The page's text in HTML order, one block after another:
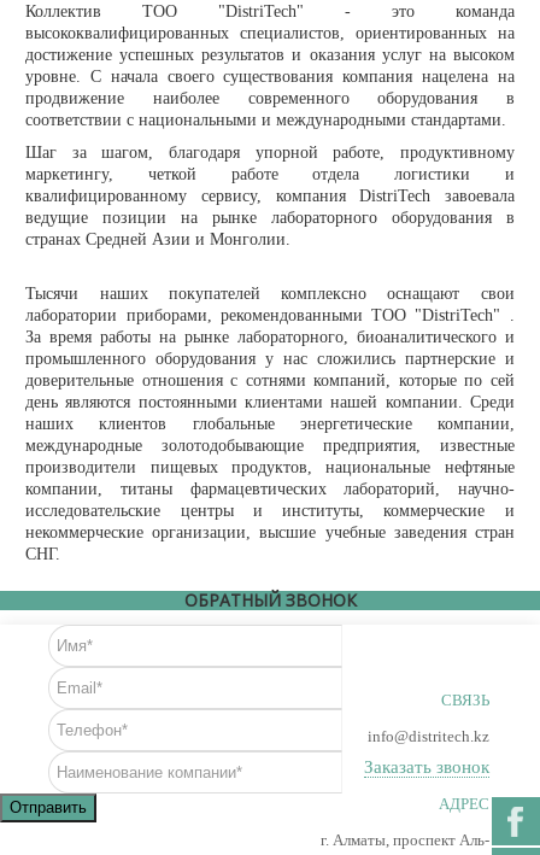
Коллектив ТОО "DistriTech" - это команда
высококвалифицированных специалистов, ориентированных на
достижение успешных результатов и оказания услуг на высоком
уровне. С начала своего существования компания нацелена на
продвижение наиболее современного оборудования в
соответствии с национальными и международными стандартами.
Шаг за шагом, благодаря упорной работе, продуктивному
маркетингу, четкой работе отдела логистики и
квалифицированному сервису, компания DistriTech завоевала
ведущие позиции на рынке лабораторного оборудования в
странах Средней Азии и Монголии.
Тысячи наших покупателей комплексно оснащают свои
лаборатории приборами, рекомендованными ТОО "DistriTech" .
За время работы на рынке лабораторного, биоаналитического и
промышленного оборудования у нас сложились партнерские и
доверительные отношения с сотнями компаний, которые по сей
день являются постоянными клиентами нашей компании. Среди
наших клиентов глобальные энергетические компании,
международные золотодобывающие предприятия, известные
производители пищевых продуктов, национальные нефтяные
компании, титаны фармацевтических лабораторий, научно-
исследовательские центры и институты, коммерческие и
некоммерческие организации, высшие учебные заведения стран
СНГ.
ОБРАТНЫЙ ЗВОНОК
Отправить
СВЯЗЬ
info@distritech.kz
Заказать звонок
АДРЕС
г. Алматы, проспект Аль-